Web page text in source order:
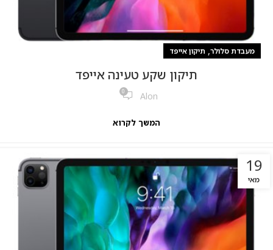
מעבדת סלולר, תיקון אייפד
תיקון שקע טעינה אייפד
Alon
0
המשך לקרוא
19
מאי